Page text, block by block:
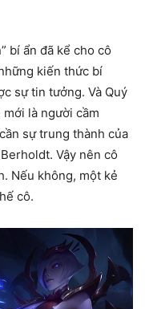
bí ẩn đã kể cho cô
kiến thức bí
sự tin tưởng. Và Quý
là người cầm
sự trung thành của
Vậy nên cô
Nếu không, một kẻ
cô.